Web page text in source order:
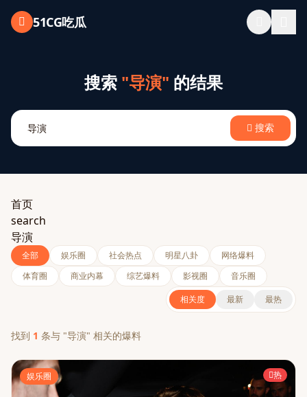
跳过导航
51CG吃瓜
搜索 "导演" 的结果
搜索
首页
search
导演
全部 娱乐圈 社会热点 明星八卦
网络爆料
体育圈
商业内幕 综艺爆料 影视圈
音乐圈
相关度
最新 最热
找到 1 条与 "导演" 相关的爆料
娱乐圈 热